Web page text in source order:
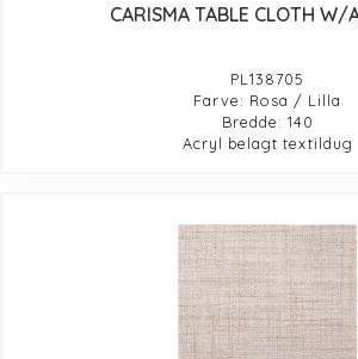
CARISMA TABLE CLOTH W/
PL138705
Farve: Rosa / Lilla
Bredde: 140
Acryl belagt textildug